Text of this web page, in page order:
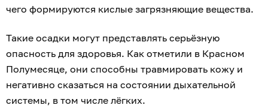
чего формируются кислые загрязняющие вещества.
Такие осадки могут представлять серьёзную
опасность для здоровья. Как отметили в Красном
Полумесяце, они способны травмировать кожу и
негативно сказаться на состоянии дыхательной
системы, в том числе лёгких.